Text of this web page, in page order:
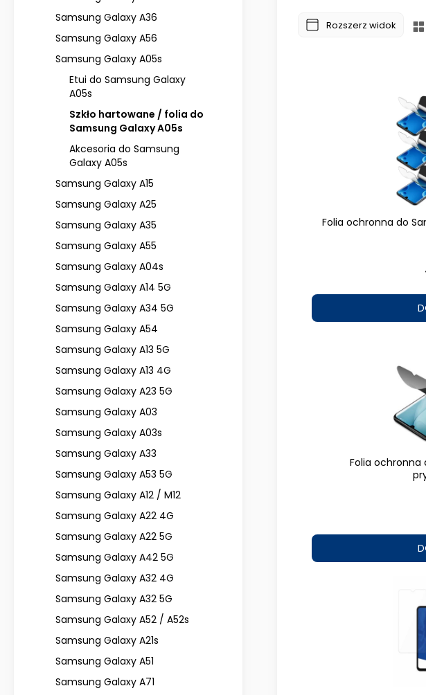
Samsung Galaxy A36
Samsung Galaxy A56
Samsung Galaxy A05s
Etui do Samsung Galaxy
A05s
Szkło hartowane / folia do
Samsung Galaxy A05s
Akcesoria do Samsung
Galaxy A05s
Samsung Galaxy A15
Samsung Galaxy A25
Samsung Galaxy A35
Samsung Galaxy A55
Samsung Galaxy A04s
Samsung Galaxy A14 5G
Samsung Galaxy A34 5G
Samsung Galaxy A54
Samsung Galaxy A13 5G
Samsung Galaxy A13 4G
Samsung Galaxy A23 5G
Samsung Galaxy A03
Samsung Galaxy A03s
Samsung Galaxy A33
Samsung Galaxy A53 5G
Samsung Galaxy A12 / M12
Samsung Galaxy A22 4G
Samsung Galaxy A22 5G
Samsung Galaxy A42 5G
Samsung Galaxy A32 4G
Samsung Galaxy A32 5G
Samsung Galaxy A52 / A52s
Samsung Galaxy A21s
Samsung Galaxy A51
Samsung Galaxy A71
Rozszerz widok
Folia ochronna do
Folia ochronna